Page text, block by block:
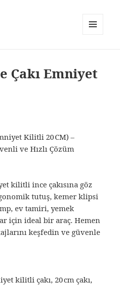
Çakı Emniyet
Kilitli 20 CM) –
ve Hızlı Çözüm
kilitli ince çakısına göz
tutuş, kemer klipsi
ev tamiri, yemek
için ideal bir araç. Hemen
keşfedin ve güvenle
kilitli çakı, 20 cm çakı,